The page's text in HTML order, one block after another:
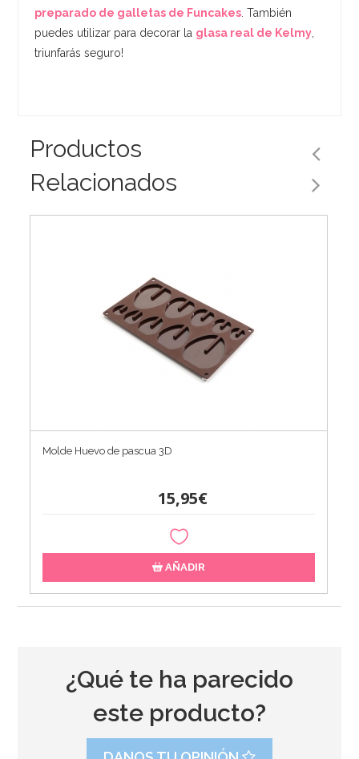
preparado de galletas de Funcakes . También
puedes utilizar para decorar la glasa real de Kelmy
triunfarás seguro!
Productos
Relacionados
Molde Huevo de pascua 3D
15,95€
AÑADIR
¿Qué te ha parecido
este producto?